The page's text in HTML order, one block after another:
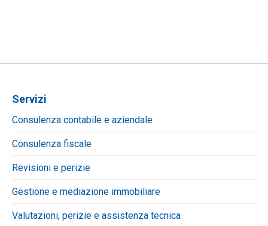
Servizi
Consulenza contabile e aziendale
Consulenza fiscale
Revisioni e perizie
Gestione e mediazione immobiliare
Valutazioni, perizie e assistenza tecnica